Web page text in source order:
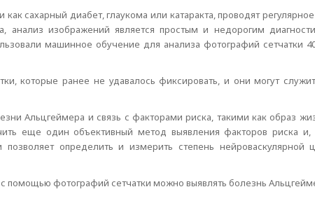
сахарный диабет, глаукома или катаракта, проводят
анализ изображений является простым и недорогим
машинное обучение для анализа фотографий сетчатки
которые ранее не удавалось фиксировать, и они могут
Альцгеймера и связь с факторами риска, такими как образ
еще один объективный метод выявления факторов риска
определить и измерить степень
фотографий сетчатки можно выявлять болезнь